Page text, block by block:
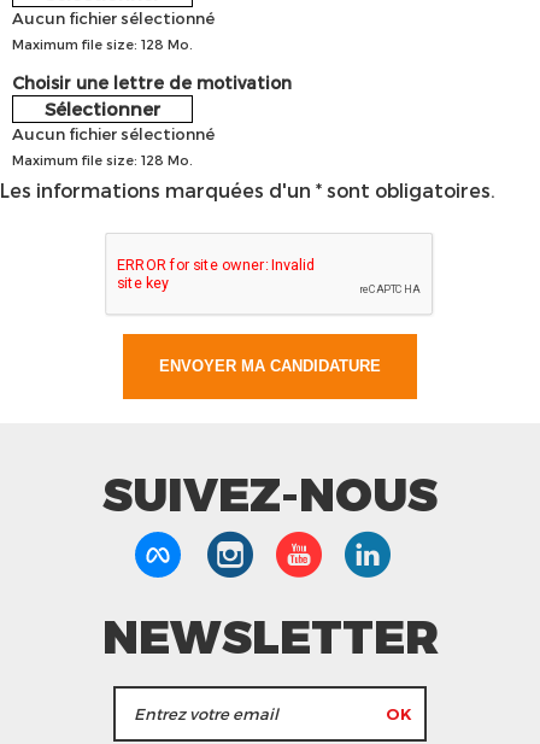
Aucun fichier sélectionné
Maximum file size: 128 Mo.
Choisir une lettre de motivation
Sélectionner
Aucun fichier sélectionné
Maximum file size: 128 Mo.
Les informations marquées d'un * sont obligatoires.
SUIVEZ-NOUS
NEWSLETTER